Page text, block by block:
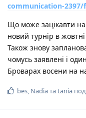
communication-2397/
Що може зацікавти
новий турнір в
Також знову
чомусь заявлені і
Броварах восени на
bes, Nadiaтаtania